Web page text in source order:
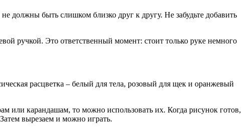
должны быть слишком близко друг к другу. Не забудьте добавить
ручкой. Это ответственный момент: стоит только руке немного
расцветка – белый для тела, розовый для щек и оранжевый
или карандашам, то можно использовать их. Когда рисунок готов,
вырезаем и можно играть.